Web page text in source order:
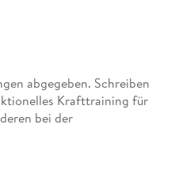
Muskulatur, welches sich
Laufsport
für Sportmedizin an
Vorher war er am
an der Harvard Medical
USA), einer Klinik, die
laufbedingter
abgegeben. Schreiben
Krafttraining für
bei der